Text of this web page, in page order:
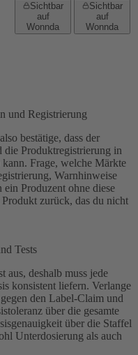
Sichtbar
auf
Wonnda
Sichtbar
auf
Wonnda
und Registrierung
bestätige, dass der
die Produktregistrierung in
Frage, welche Märkte
Warnhinweise
ein Produzent ohne diese
zurück, das du nicht
Tests
aus, deshalb muss jede
konsistent liefern. Verlange
den Label-Claim und
über die gesamte
über die Staffel
Unterdosierung als auch